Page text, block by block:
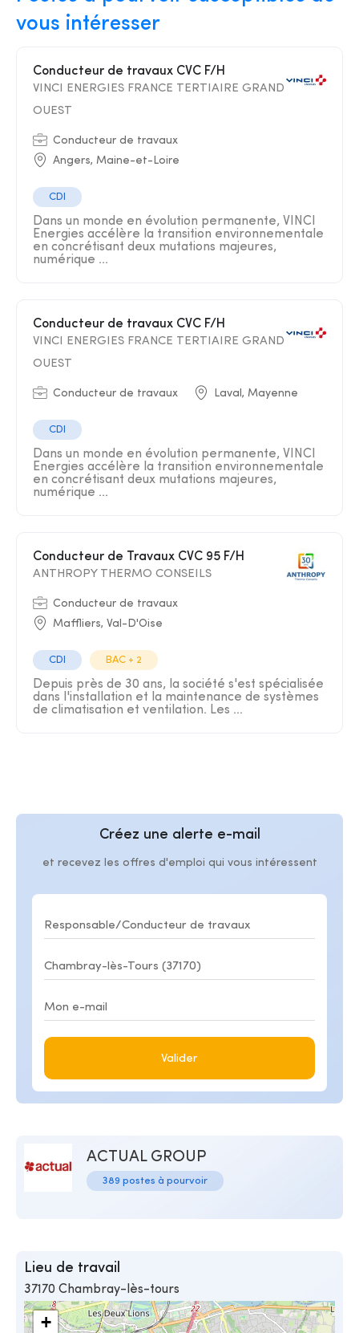
vous intéresser
Conducteur de travaux CVC F/H
VINCI ENERGIES FRANCE TERTIAIRE GRAND
OUEST
Conducteur de travaux
Angers, Maine-et-Loire
CDI
Dans un monde en évolution permanente, VINCI
Energies accélère la transition environnementale
en concrétisant deux mutations majeures,
numérique ...
Conducteur de travaux CVC F/H
VINCI ENERGIES FRANCE TERTIAIRE GRAND
OUEST
Conducteur de travaux Laval, Mayenne
CDI
Dans un monde en évolution permanente, VINCI
Energies accélère la transition environnementale
en concrétisant deux mutations majeures,
numérique ...
Conducteur de Travaux CVC 95 F/H
ANTHROPY THERMO CONSEILS
Conducteur de travaux
Maffliers, Val-D'Oise
CDI BAC + 2
Depuis près de 30 ans, la société s'est spécialisée
dans l'installation et la maintenance de systèmes
de climatisation et ventilation. Les ...
Créez une alerte e-mail
et recevez les offres d'emploi qui vous intéressent
Valider
ACTUAL GROUP
389 postes à pourvoir
Lieu de travail
37170 Chambray-lès-tours
+